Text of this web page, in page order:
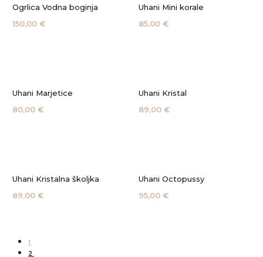
Ogrlica Vodna boginja
150,00 €
Uhani Mini korale
85,00 €
Uhani Marjetice
80,00 €
Uhani Kristal
89,00 €
Uhani Kristalna školjka
89,00 €
Uhani Octopussy
95,00 €
Pagination
CURRENT
PAGE
1
PAGE
2